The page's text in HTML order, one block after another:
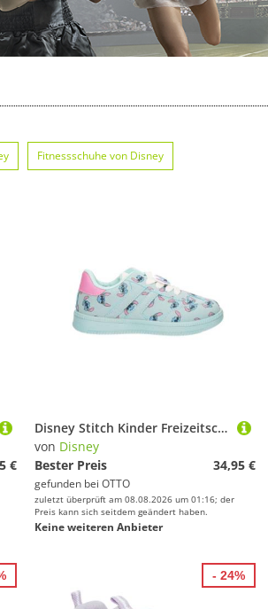
Fitnessschuhe von Disney
€
Disney Stitch Kinder Freizeitschuhe Sneaker Alltagsschuhe Schuhe Sneaker
von Disney
Bester Preis
34,95 €
gefunden bei OTTO
zuletzt überprüft am 08.08.2026 um 01:16; der
Preis kann sich seitdem geändert haben.
Keine weiteren Anbieter
- 24%